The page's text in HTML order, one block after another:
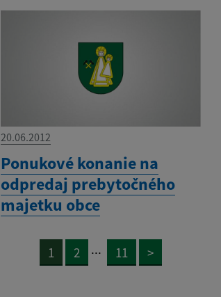
20.06.2012
Ponukové konanie na
odpredaj prebytočného
majetku obce
1 2 ... 11 >